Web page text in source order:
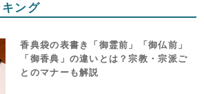
ング
香典袋の表書き「御霊前」「御仏前」
「御香典」の違いとは？宗教・宗派ご
とのマナーも解説